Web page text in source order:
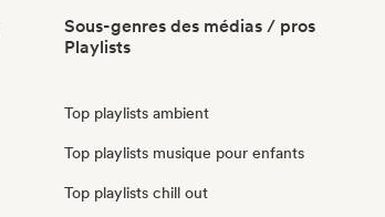
Sous-genres des médias / pros
Playlists
Top playlists ambient
Top playlists musique pour enfants
Top playlists chill out